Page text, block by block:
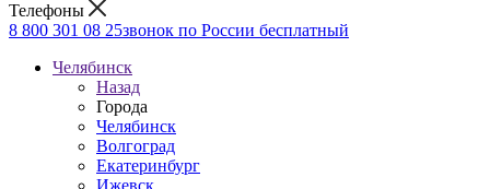
Телефоны
8 800 301 08 25звонок по России бесплатный
Челябинск
Назад
Города
Челябинск
Волгоград
Екатеринбург
Ижевск